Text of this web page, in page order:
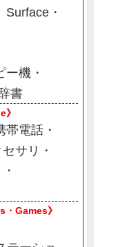
Surface
ー機
書
》
帯電話
サリ
・Games》